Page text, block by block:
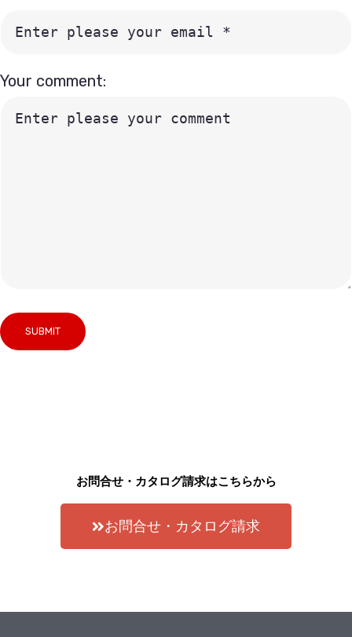
Your comment:
お問合せ・カタログ請求はこちらから
お問合せ・カタログ請求